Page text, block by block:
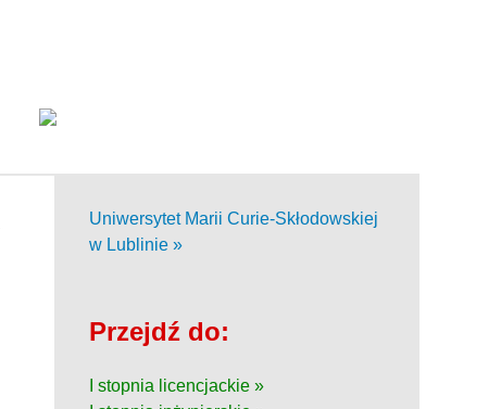
Uniwersytet Marii Curie-Skłodowskiej
w Lublinie »
Przejdź do:
I stopnia licencjackie »